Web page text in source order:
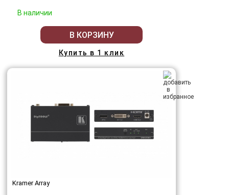
В наличии
В КОРЗИНУ
Купить в 1 клик
Kramer Array